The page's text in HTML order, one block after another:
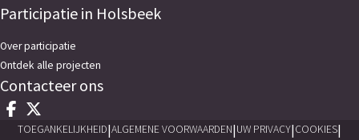
Participatie in Holsbeek
Over participatie
Ontdek alle projecten
Contacteer ons
Deel op facebook
Deel op X
TOEGANKELIJKHEID|ALGEMENE VOORWAARDEN|UW PRIVACY|COOKIES|